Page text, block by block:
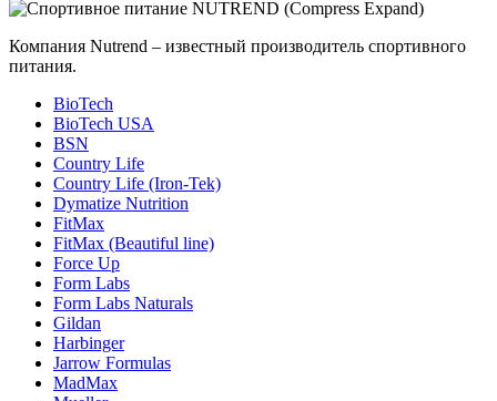
Компания Nutrend – известный производитель спортивного
питания.
BioTech
BioTech USA
BSN
Country Life
Country Life (Iron-Tek)
Dymatize Nutrition
FitMax
FitMax (Beautiful line)
Force Up
Form Labs
Form Labs Naturals
Gildan
Harbinger
Jarrow Formulas
MadMax